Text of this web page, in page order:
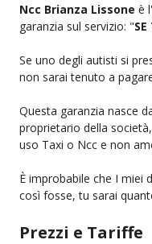
Ncc Brianza Lissone è
garanzia sul servizio: "
Se uno degli autisti si
non sarai tenuto a
Questa garanzia nasce
proprietario della
uso Taxi o Ncc e non
È improbabile che I miei
così fosse, tu sarai
Prezzi e Tariffe